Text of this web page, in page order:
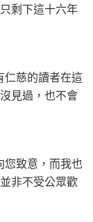
剩下這十六年
仁慈的讀者在這
見過，也不會
您致意，而我也
非不受公眾歡